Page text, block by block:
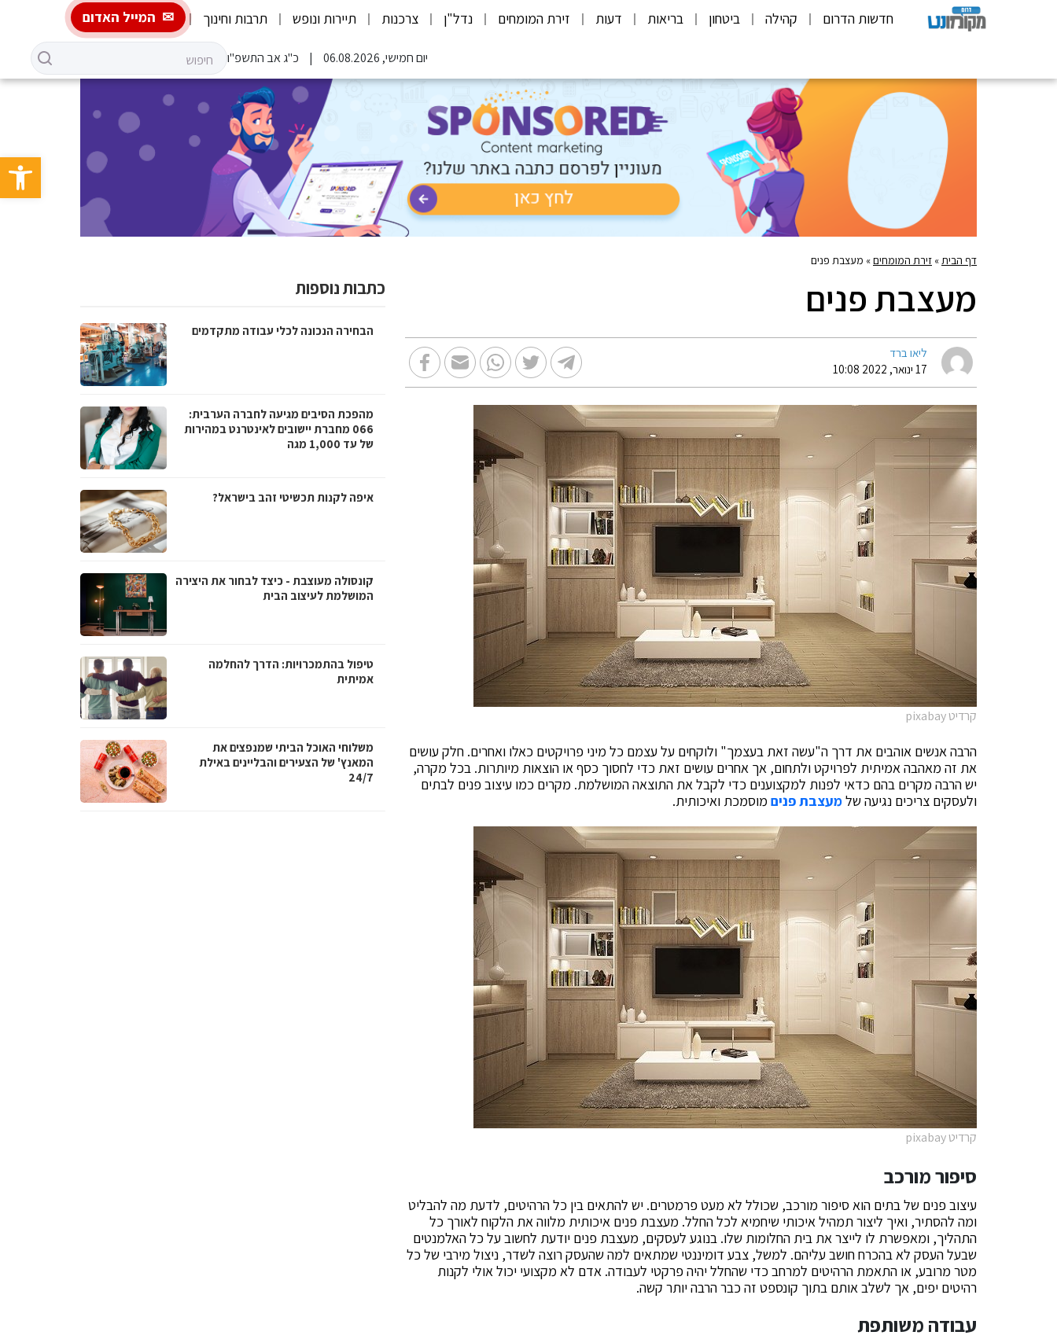
פתח
חדשות הדרום קהילה ביטחון בריאות דעות זירת המומחים נדל"ן צרכנות תיירות ונופש תרבות וחינוך המייל האדום
יום חמישי, 06.08.2026 כ"ג אב התשפ"ו
דף הבית » זירת המומחים» מעצבת פנים
מעצבת פנים
ליאו ברד
17 ינואר, 2022 10:08
קרדיט pixabay
הרבה אנשים אוהבים את דרך ה"עשה זאת בעצמך" ולוקחים על עצמם כל מיני פרויקטים כאלו ואחרים. חלק עושים
את זה מאהבה אמיתית לפרויקט ולתחום, אך אחרים עושים זאת כדי לחסוך כסף או הוצאות מיותרות. בכל מקרה,
יש הרבה מקרים בהם כדאי לפנות למקצוענים כדי לקבל את התוצאה המושלמת. מקרים כמו עיצוב פנים לבתים
ולעסקים צריכים נגיעה שלמעצבת פנים מוסמכת ואיכותית.
קרדיט pixabay
סיפור מורכב
עיצוב פנים של בתים הוא סיפור מורכב, שכולל לא מעט פרמטרים. יש להתאים בין כל הרהיטים, לדעת מה להבליט
ומה להסתיר, ואיך ליצור תמהיל איכותי שיחמיא לכל החלל. מעצבת פנים איכותית מלווה את הלקוח לאורך כל
התהליך, ומאפשרת לו לייצר את בית החלומות שלו. בנוגע לעסקים, מעצבת פנים יודעת לחשוב על כל האלמנטים
שבעל העסק לא בהכרח חושב עליהם. למשל, צבע דומיננטי שמתאים למה שהעסק רוצה לשדר, ניצול מירבי של כל
מטר מרובע, או התאמת הרהיטים למרחב כדי שהחלל יהיה פרקטי לעבודה. אדם לא מקצועי יכול אולי לקנות
רהיטים יפים, אך לשלב אותם בתוך קונספט זה כבר הרבה יותר קשה.
עבודה משותפת
כתבות נוספות
הבחירה הנכונה לכלי עבודה מתקדמים
מהפכת הסיבים מגיעה לחברה הערבית:
066 מחברת יישובים לאינטרנט במהירות
של עד 1,000 מגה
איפה לקנות תכשיטי זהב בישראל?
קונסולה מעוצבת - כיצד לבחור את היצירה
המושלמת לעיצוב הבית
טיפול בהתמכרויות: הדרך להחלמה
אמיתית
משלוחי האוכל הביתי שמנפצים את
המאנץ' של הצעירים והבליינים באילת
24/7